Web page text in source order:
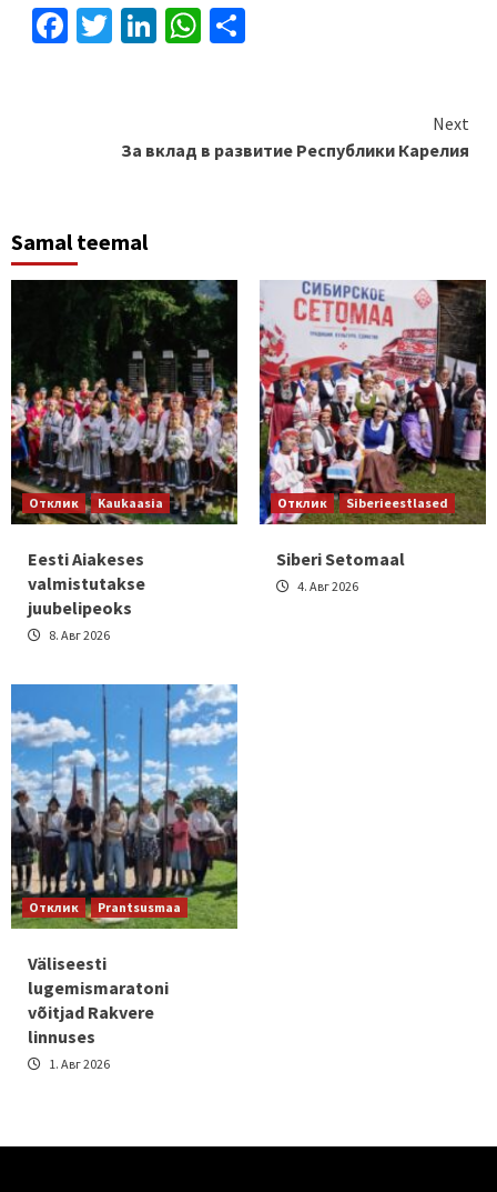
Facebook
Twitter
LinkedIn
WhatsApp
Reading
Next
За вклад в развитие Республики Карелия
Samal teemal
Отклик Kaukaasia
Eesti Aiakeses
valmistutakse
juubelipeoks
8. Авг 2026
Отклик Siberieestlased
Siberi Setomaal
4. Авг 2026
Отклик Prantsusmaa
Väliseesti
lugemismaratoni
võitjad Rakvere
linnuses
1. Авг 2026